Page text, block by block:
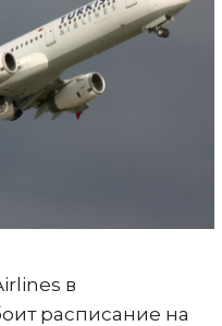
в
расписание на